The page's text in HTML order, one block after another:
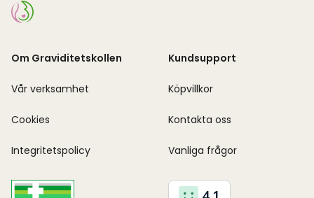
Om Graviditetskollen
Vår verksamhet
Cookies
Integritetspolicy
Kundsupport
Köpvillkor
Kontakta oss
Vanliga frågor